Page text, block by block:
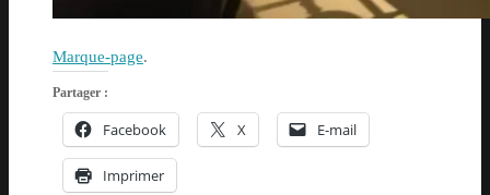
Marque-page.
Partager :
Facebook X E-mail
Imprimer